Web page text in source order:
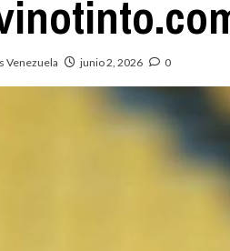
Venezuela junio 2, 2026 0